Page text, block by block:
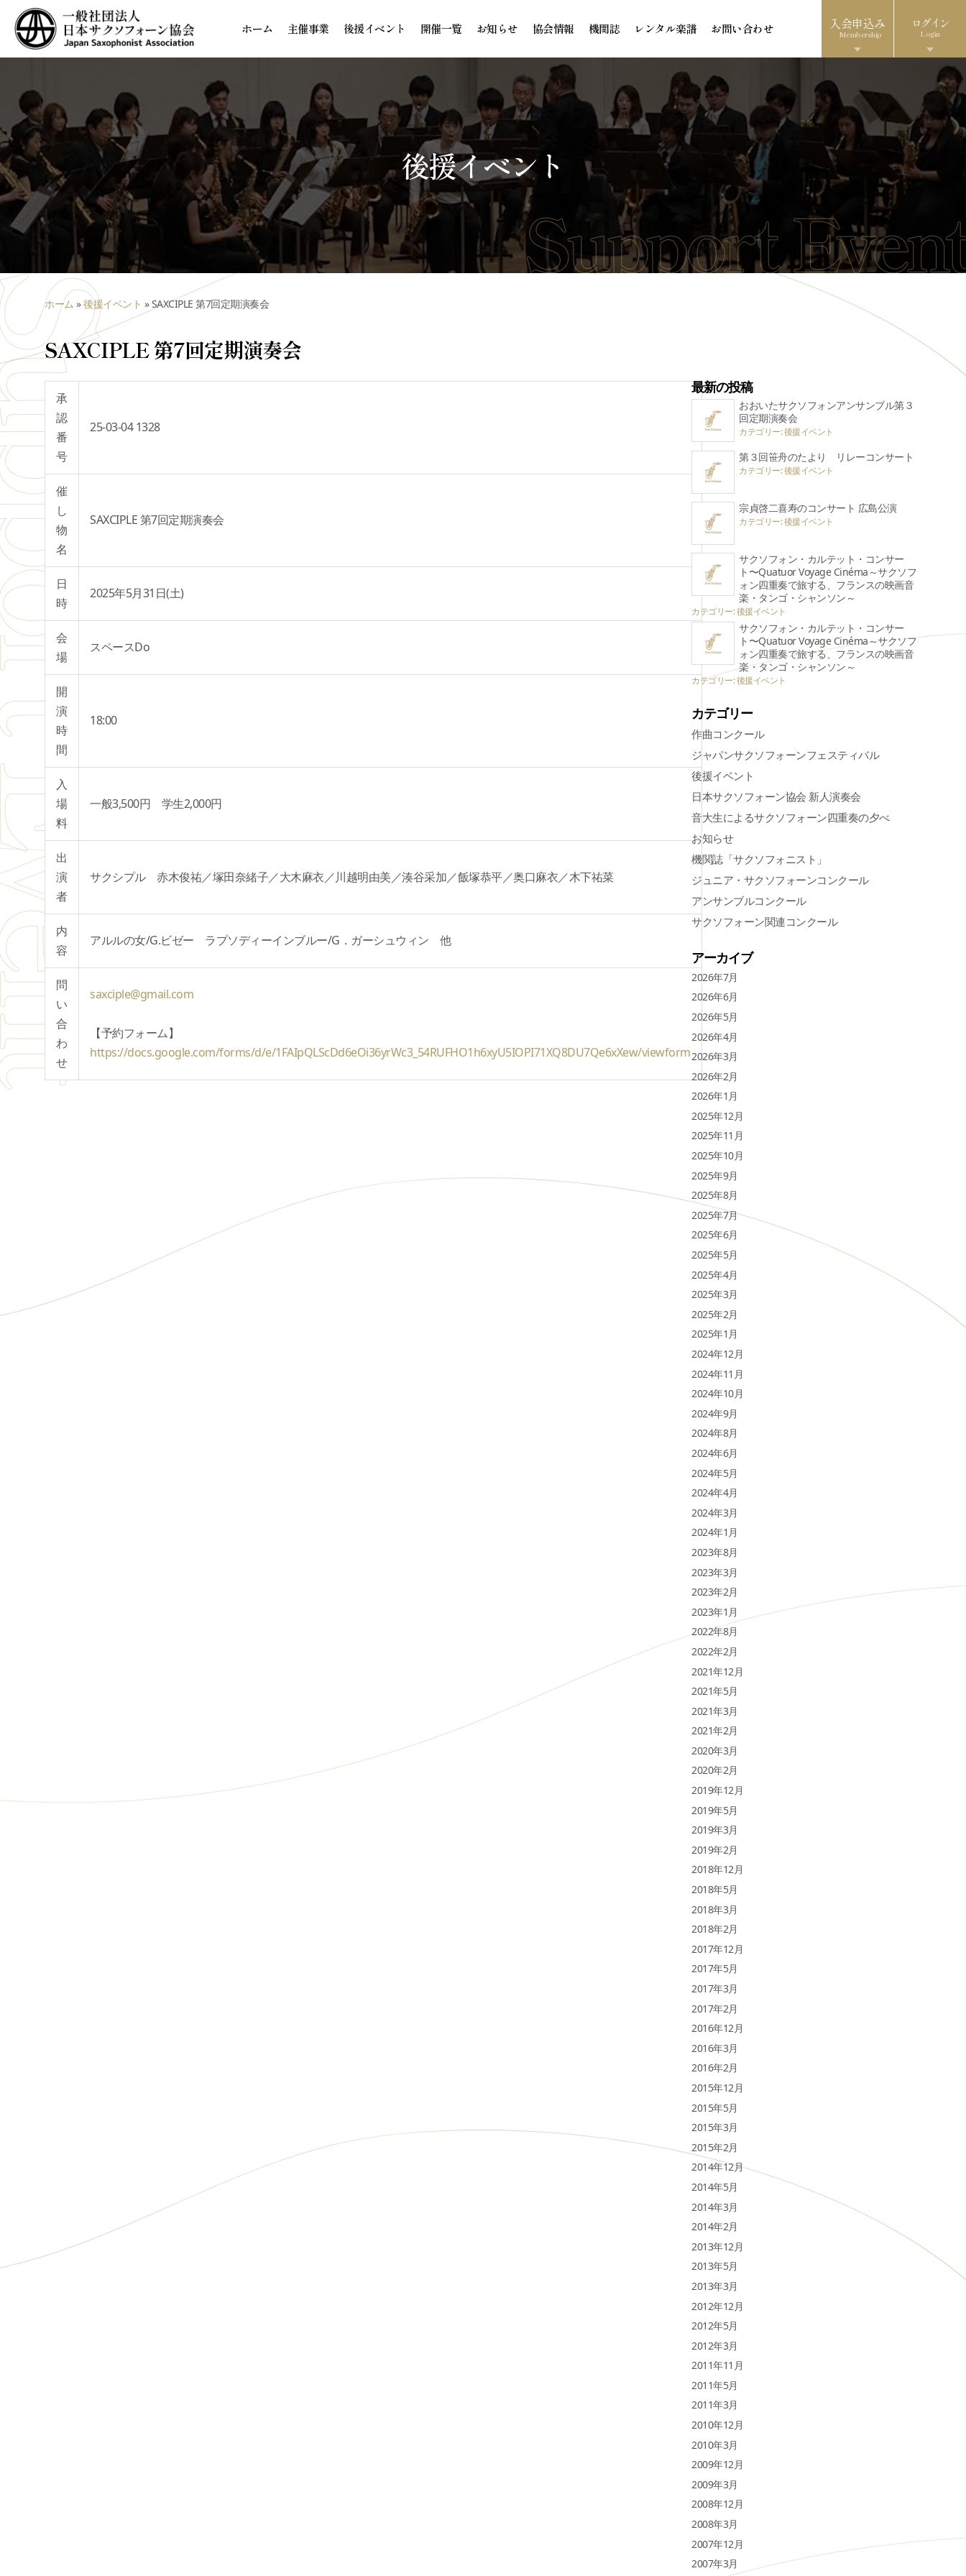
ホーム 主催事業 後援イベント 開催一覧 お知らせ 協会情報 機関誌 レンタル楽譜 お問い合わせ 入会申込み
Membership
ログイン
Login
後援イベント
ホーム »後援イベント »SAXCIPLE 第7回定期演奏会
SAXCIPLE 第7回定期演奏会
承
認
番
号
25-03-04 1328
催
し
物
名
SAXCIPLE 第7回定期演奏会
日
時
2025年5月31日(土)
会
場
スペースDo
開
演
時
間
18:00
入
場
料
一般3,500円 学生2,000円
出
演
者
サクシプル 赤木俊祐／塚田奈緒子／大木麻衣／川越明由美／湊谷采加／飯塚恭平／奥口麻衣／木下祐菜
内
容
アルルの女/G.ビゼー ラプソディーインブルー/G．ガーシュウィン 他
問
い
合
わ
せ
saxciple@gmail.com
【予約フォーム】
https://docs.google.com/forms/d/e/1FAIpQLScDd6eOi36yrWc3_54RUFHO1h6xyU5IOPI71XQ8DU7Qe6xXew/viewform
最新の投稿
おおいたサクソフォンアンサンブル第３
回定期演奏会
カテゴリー: 後援イベント
第３回笹舟のたより リレーコンサート
カテゴリー: 後援イベント
宗貞啓二喜寿のコンサート 広島公演
カテゴリー: 後援イベント
サクソフォン・カルテット・コンサー
ト〜Quatuor Voyage Cinéma～サクソフ
ォン四重奏で旅する、フランスの映画音
楽・タンゴ・シャンソン～
カテゴリー: 後援イベント
サクソフォン・カルテット・コンサー
ト〜Quatuor Voyage Cinéma～サクソフ
ォン四重奏で旅する、フランスの映画音
楽・タンゴ・シャンソン～
カテゴリー: 後援イベント
カテゴリー
作曲コンクール
ジャパンサクソフォーンフェスティバル
後援イベント
日本サクソフォーン協会 新人演奏会
音大生によるサクソフォーン四重奏の夕べ
お知らせ
機関誌「サクソフォニスト」
ジュニア・サクソフォーンコンクール
アンサンブルコンクール
サクソフォーン関連コンクール
アーカイブ
2026年7月
2026年6月
2026年5月
2026年4月
2026年3月
2026年2月
2026年1月
2025年12月
2025年11月
2025年10月
2025年9月
2025年8月
2025年7月
2025年6月
2025年5月
2025年4月
2025年3月
2025年2月
2025年1月
2024年12月
2024年11月
2024年10月
2024年9月
2024年8月
2024年6月
2024年5月
2024年4月
2024年3月
2024年1月
2023年8月
2023年3月
2023年2月
2023年1月
2022年8月
2022年2月
2021年12月
2021年5月
2021年3月
2021年2月
2020年3月
2020年2月
2019年12月
2019年5月
2019年3月
2019年2月
2018年12月
2018年5月
2018年3月
2018年2月
2017年12月
2017年5月
2017年3月
2017年2月
2016年12月
2016年3月
2016年2月
2015年12月
2015年5月
2015年3月
2015年2月
2014年12月
2014年5月
2014年3月
2014年2月
2013年12月
2013年5月
2013年3月
2012年12月
2012年5月
2012年3月
2011年11月
2011年5月
2011年3月
2010年12月
2010年3月
2009年12月
2009年3月
2008年12月
2008年3月
2007年12月
2007年3月